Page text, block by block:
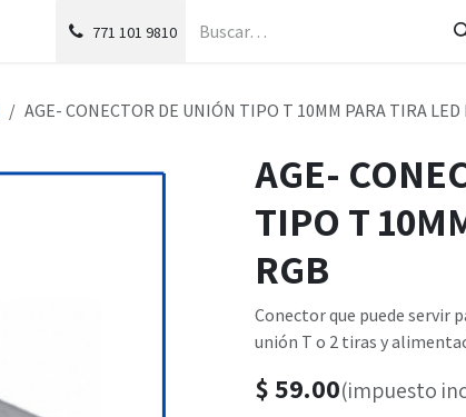
771 101 9810
AGE- CONECTOR DE UNIÓN TIPO T 10MM PARA TIRA LED
AGE-
TIPO T
RGB
Conector que puede servir
unión T o 2 tiras y
$59.00(impuesto